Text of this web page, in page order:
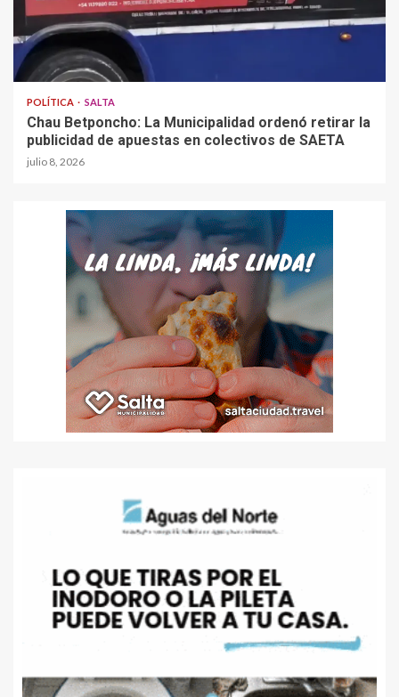
POLÍTICA SALTA
Chau Betponcho: La Municipalidad ordenó retirar la
publicidad de apuestas en colectivos de SAETA
julio 8, 2026